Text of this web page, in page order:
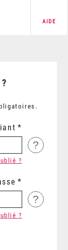
AIDE
?
?
?
?